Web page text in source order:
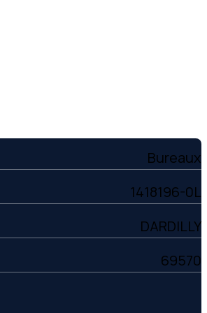
Bureaux
1418196-0L
DARDILLY
69570